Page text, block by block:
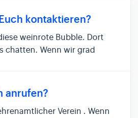
kontaktieren?
weinrote Bubble. Dort
chatten. Wenn wir grad
Problem haben, schau dir
anrufen?
Verein . Wenn